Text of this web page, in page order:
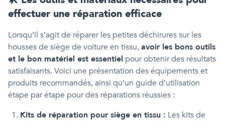
effectuer une réparation efficace
Lorsqu’il s’agit de réparer les petites déchirures sur les
housses de siège de voiture en tissu,avoir les bons outils
et le bon matériel est essentiel pour obtenir des résultats
satisfaisants. Voici une présentation des équipements et
produits recommandés, ainsi qu’un guide d’utilisation
étape par étape pour des réparations réussies :
Kits de réparation pour siège en tissu : Les kits de